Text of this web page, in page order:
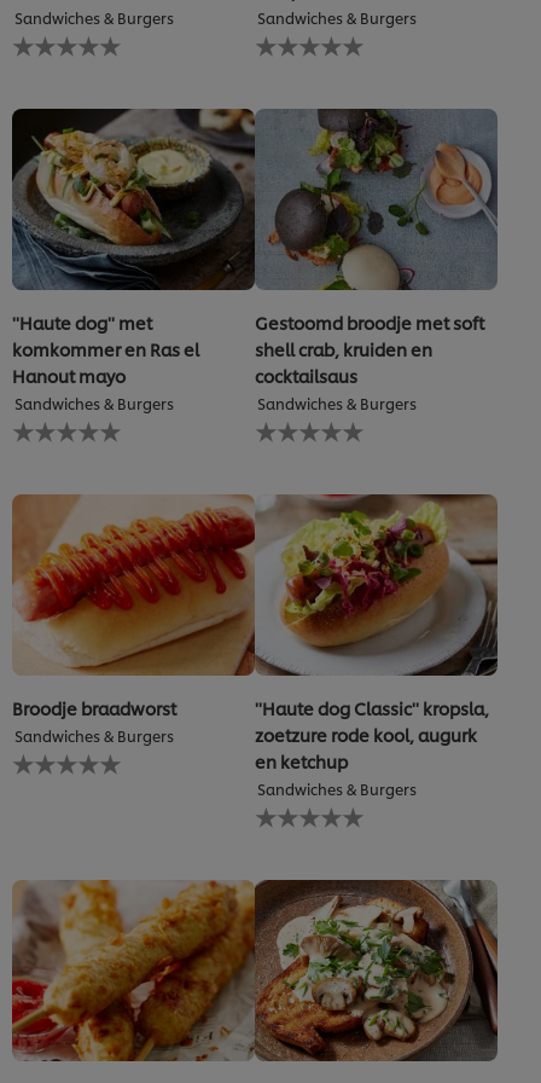
Sandwiches & Burgers
Geen
beoordelingen
recipe
Sandwiches & Burgers
Geen
beoordelingen
recipe
''Haute dog'' met
komkommer en Ras el
Hanout mayo
Sandwiches & Burgers
Geen
beoordelingen
recipe
Gestoomd broodje met soft
shell crab, kruiden en
cocktailsaus
Sandwiches & Burgers
Geen
beoordelingen
deze
recipe
Broodje braadworst
Sandwiches & Burgers
Geen
beoordelingen
''Haute dog Classic'' kropsla,
zoetzure rode kool, augurk
en ketchup
Sandwiches & Burgers
Geen
beoordelingen
deze
recipe